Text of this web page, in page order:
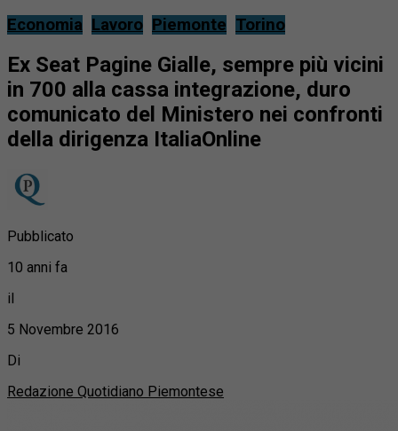
Economia Lavoro Piemonte Torino
Ex Seat Pagine Gialle, sempre più vicini
in 700 alla cassa integrazione, duro
comunicato del Ministero nei confronti
della dirigenza ItaliaOnline
Pubblicato
10 anni fa
il
5 Novembre 2016
Di
Redazione Quotidiano Piemontese